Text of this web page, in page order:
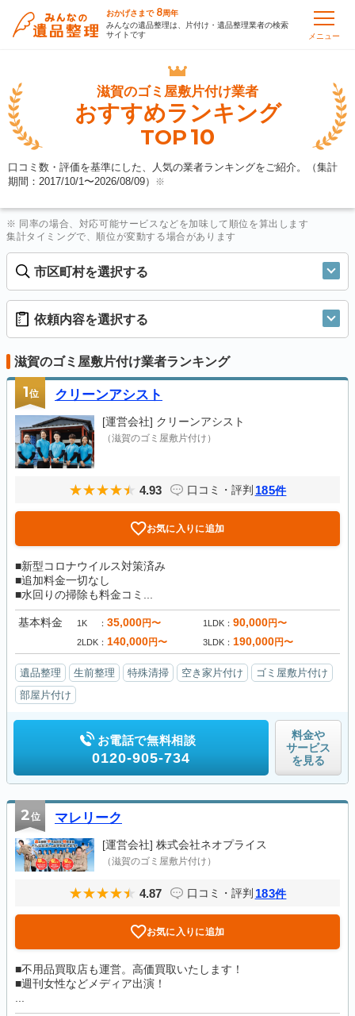
おかげさまで 8周年
みんなの遺品整理は、片付け・遺品整理業者の検索
サイトです
メニュー
滋賀のゴミ屋敷片付け業者
おすすめランキング
TOP10
口コミ数・評価を基準にした、人気の業者ランキングをご紹介。（集計
期間：2017/10/1〜2026/08/09） ※
※ 同率の場合、対応可能サービスなどを加味して順位を算出します
集計タイミングで、順位が変動する場合があります
市区町村を選択する
依頼内容を選択する
滋賀のゴミ屋敷片付け業者ランキング
1位 クリーンアシスト
[運営会社] クリーンアシスト
（滋賀のゴミ屋敷片付け）
4.93 口コミ・評判 185件
お気に入りに追加
■新型コロナウイルス対策済み
■追加料金一切なし
■水回りの掃除も料金コミ...
基本料金 1K 35,000円〜 1LDK 90,000円〜
2LDK 140,000円〜 3LDK 190,000円〜
遺品整理 生前整理 特殊清掃 空き家片付け
ゴミ屋敷片付け
部屋片付け
お電話で無料相談
0120-905-734
料金や
サービス
を見る
2位 マレリーク
[運営会社] 株式会社ネオプライス
（滋賀のゴミ屋敷片付け）
4.87 口コミ・評判 183件
お気に入りに追加
■不用品買取店も運営。高価買取いたします！
■週刊女性などメディア出演！